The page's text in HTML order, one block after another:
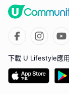
下載 U Lifestyle應